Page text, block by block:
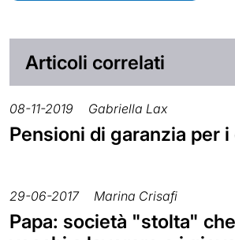
Articoli correlati
08-11-2019 Gabriella Lax
Pensioni di garanzia per
29-06-2017 Marina Crisafi
Papa: società "stolta"